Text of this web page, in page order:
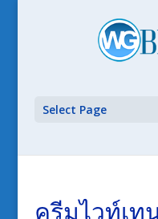
Select Page
ครีมไวท์เท